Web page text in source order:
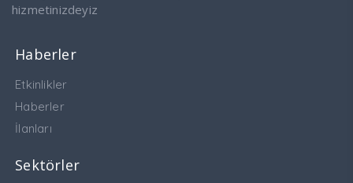
hizmetinizdeyiz
Haberler
Etkinlikler
Haberler
İlanları
Sektörler